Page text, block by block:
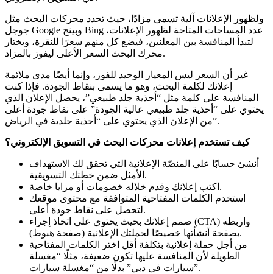
ولظهور الإعلانات آلية تسمى مزادًا، حيث تحدد محركات البحث مثل
جوجل Google وبينج Bing عدد المساحات المتاحة لظهور الإعلانات،
لتبدأ المنافسة بين المعلنين، فيضع كل منهم سعرًا للنقرة، ويختار
محرك البحث السعر الأعلى ليفوز بالمزاد.
غير أن السعر ليس المعيار الوحيد للفوز، وإنما أيضًا مدى ملائمة
إعلانك لكلمة البحث، وهو ما يسمى بنقاط الجودة. فإذا كنت
المنافسة على كلمة مثل “أحذية جلد طبيعي”، يحصل الإعلان الذي
يحتوي على “أحذية جلد طبيعي عالية الجودة” على نقاط جودة أعلى
من الإعلان الذي يحتوي على “أحذية جلدية في الرياض”.
أنشئ حسابًا على المنصّة الإعلانية التي تحقق لك الاستهداف
الأمثل ضمن خطتك التسويقية.
اكتب إعلانك وقدم خلاله خصومات أو مزايا خاصة.
استخدم الكلمات المفتاحية المتوافقة مع محتوى موقعك
لتحصل على نقاط جودة أعلى.
صمم إعلانك بحيث يحتوي على اتخاذ إجراء (CTA) واربطه
بصفحة أنشأتها خصيصًا لحملتك الإعلانية (صفحة هبوط).
من أجل حملة إعلانية بتكلفة أقل اختر الكلمات المفتاحية
الطويلة لأن المنافسة عليها تكون ضعيفة، مثلًا “مغسلة
سيارات في دبي” بدلًا من “مغسلة سيارات”.